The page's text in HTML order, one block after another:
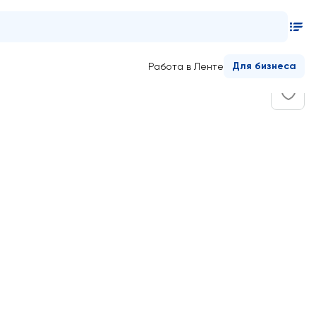
Работа в Ленте Для бизнеса